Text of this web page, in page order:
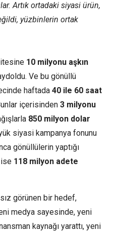
Artık ortadaki siyasi ürün,
yüzbinlerin ortak
10 milyonu aşkın
Ve bu gönüllü
haftada 40 ile 60 saat
içerisinden 3 milyonu
850 milyon dolar
siyasi kampanya fonunu
gönüllülerin yaptığı
ise 118 milyon adete
görünen bir hedef,
medya sayesinde, yeni
kaynağı yarattı, yeni